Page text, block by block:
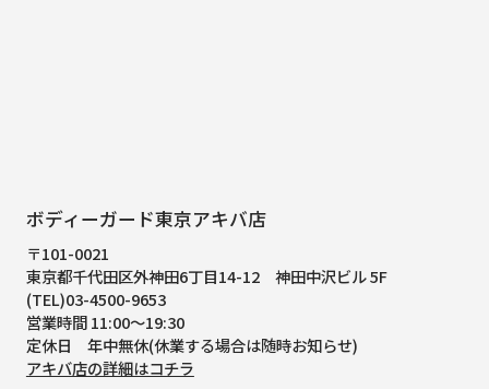
ボディーガード東京アキバ店
〒101-0021
東京都千代田区外神田6丁目14-12 神田中沢ビル 5F
(TEL)03-4500-9653
営業時間 11:00～19:30
定休日 年中無休(休業する場合は随時お知らせ)
アキバ店の詳細はコチラ